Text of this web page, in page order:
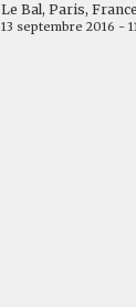
Le Bal, Paris, France
13 septembre 2016 -